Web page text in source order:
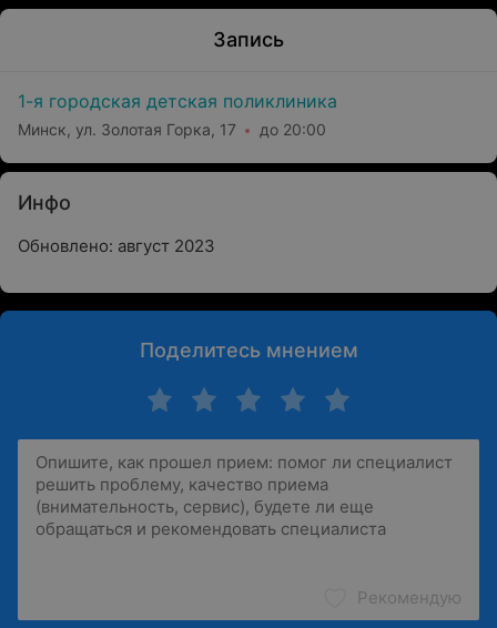
Запись
1-я городская детская поликлиника
Минск, ул. Золотая Горка, 17 до 20:00
Инфо
Обновлено: август 2023
Поделитесь мнением
Рекомендую